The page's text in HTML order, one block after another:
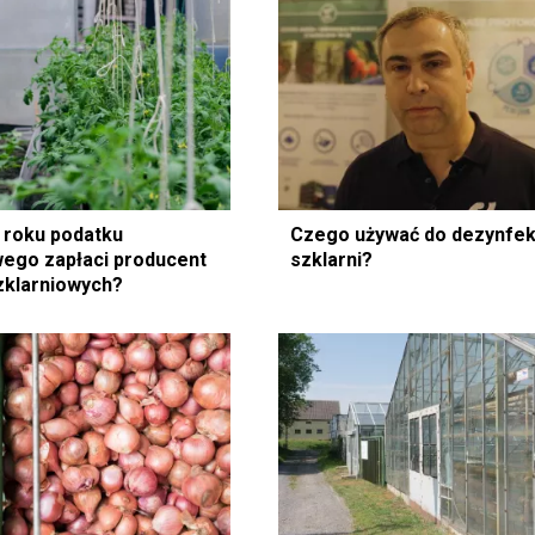
roku podatku
zapłaci producent
Czego używać do
szklarni?